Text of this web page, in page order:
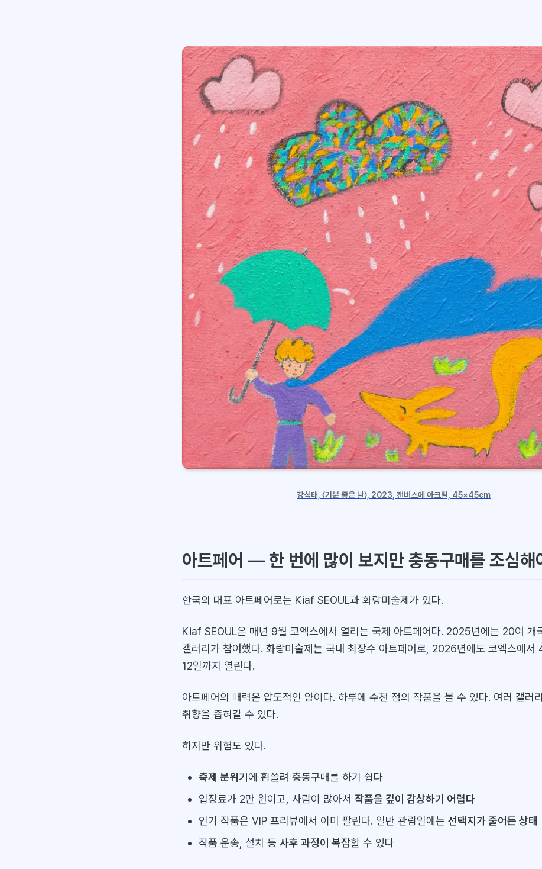
강석태, 〈기분 좋은 날〉, 2023, 캔버스에 아크릴, 45×45cm
아트페어 — 한 번에 많이 보지만 충동구매를 조심해
한국의 대표 아트페어로는 Kiaf SEOUL과 화랑미술제가 있다.
Kiaf SEOUL은 매년 9월 코엑스에서 열리는 국제 아트페어다. 2025년에는 20여 개
갤러리가 참여했다. 화랑미술제는 국내 최장수 아트페어로, 2026년에도 코엑스에서
12일까지 열린다.
아트페어의 매력은 압도적인 양이다. 하루에 수천 점의 작품을 볼 수 있다. 여러 갤러
취향을 좁혀갈 수 있다.
하지만 위험도 있다.
축제 분위기 에 휩쓸려 충동구매를 하기 쉽다
입장료가 2만 원이고, 사람이 많아서 작품을 깊이 감상하기 어렵다
인기 작품은 VIP 프리뷰에서 이미 팔린다. 일반 관람일에는 선택지가 줄어든 상태
작품 운송, 설치 등 사후 과정이 복잡할 수 있다